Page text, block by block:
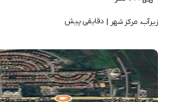
زیرآب، مرکز شهر | دقایقی پیش